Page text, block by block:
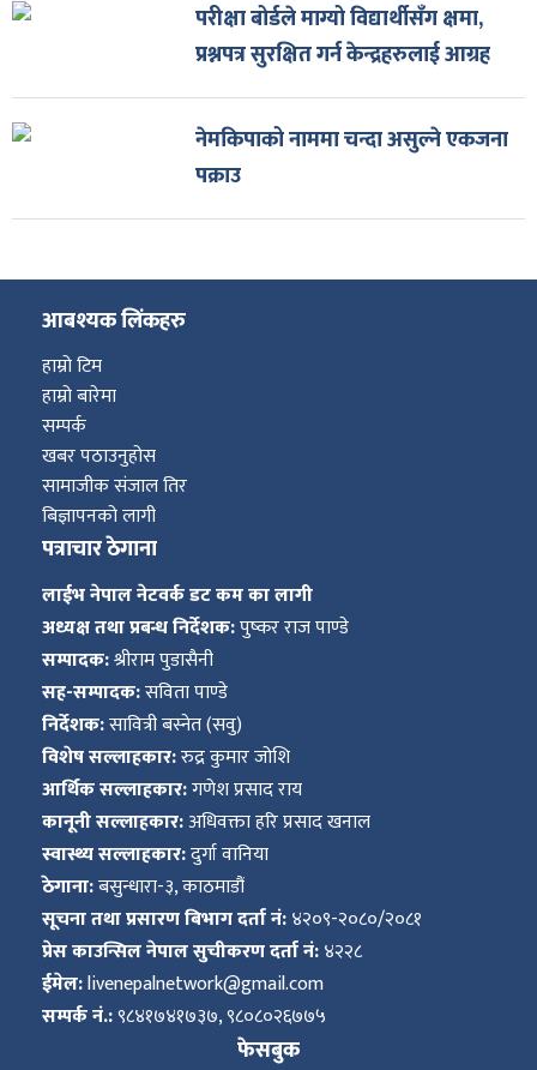
परीक्षा बोर्डले माग्यो विद्यार्थीसँग क्षमा,
प्रश्नपत्र सुरक्षित गर्न केन्द्रहरुलाई आग्रह
नेमकिपाको नाममा चन्दा असुल्ने एकजना
पक्राउ
आबश्यक लिंकहरु
हाम्रो टिम
हाम्रो बारेमा
सम्पर्क
खबर पठाउनुहोस
सामाजीक संजाल तिर
बिज्ञापनको लागी
पत्राचार ठेगाना
लाईभ नेपाल नेटवर्क डट कम का लागी
अध्यक्ष तथा प्रबन्ध निर्देशक:पुष्कर राज पाण्डे
सम्पादक:श्रीराम पुडासैनी
सह-सम्पादक:सविता पाण्डे
निर्देशक:सावित्री बस्नेत (सवु)
विशेष सल्लाहकार:रुद्र कुमार जोशि
आर्थिक सल्लाहकार:गणेश प्रसाद राय
कानूनी सल्लाहकार:अधिवक्ता हरि प्रसाद खनाल
स्वास्थ्य सल्लाहकार:दुर्गा वानिया
ठेगाना:बसुन्धारा-३, काठमाडौं
सूचना तथा प्रसारण बिभाग दर्ता नं:४२०९-२०८०/२०८१
प्रेस काउन्सिल नेपाल सुचीकरण दर्ता नं:४२२८
ईमेल:livenepalnetwork@gmail.com
सम्पर्क नं.:९८४१७४१७३७, ९८०८०२६७७५
फेसबुक